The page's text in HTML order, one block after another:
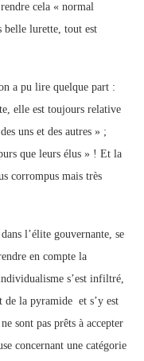
cela « normal
belle lurette, tout est
a pu lire quelque part :
elle est toujours relative
uns et des autres » ;
que leurs élus » ! Et la
corrompus mais très
l’élite gouvernante, se
en compte la
s’est infiltré,
de la pyramide et s’y est
sont pas prêts à accepter
concernant une catégorie